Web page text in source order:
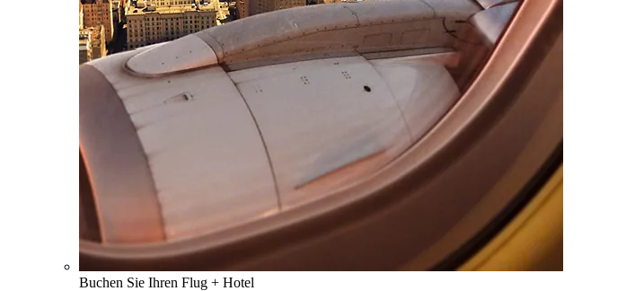
Buchen Sie Ihren Flug + Hotel